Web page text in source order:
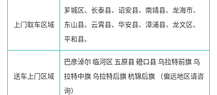
上门取车区域
芗城区、长泰县、诏安县、南靖县、龙海市、
东山县、云霄县、华安县、漳浦县、龙文区、
平和县、
送车上门区域
巴彦淖尔 临河区 五原县磴口县乌拉特前旗乌
拉特中旗乌拉特后旗杭锦后旗 （偏远地区请咨
询）